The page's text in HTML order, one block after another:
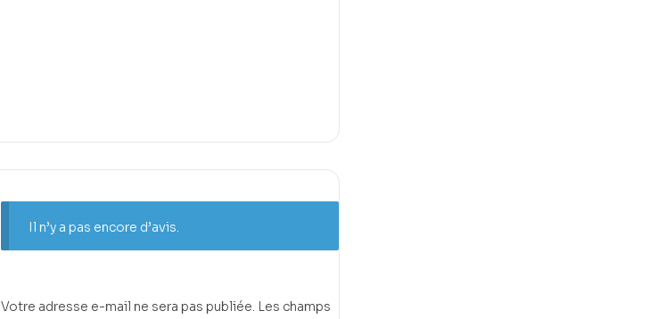
Il n’y a pas encore d’avis.
Votre adresse e-mail ne sera pas publiée. Les champs